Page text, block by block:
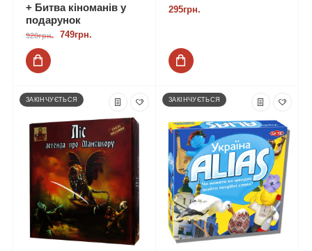
+ Битва кіноманів у
подарунок
920грн. 749грн.
295грн.
ЗАКІНЧУЄТЬСЯ ЗАКІНЧУЄТЬСЯ